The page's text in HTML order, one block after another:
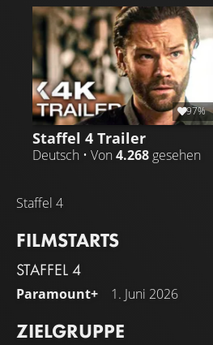
97%
Staffel 4 Trailer
Deutsch • Von4.268 gesehen
Staffel 4
FILMSTARTS
STAFFEL 4
Paramount+ 1. Juni 2026
ZIELGRUPPE